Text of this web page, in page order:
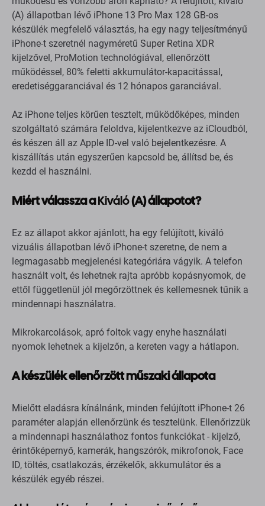
keresel, ami nagyon jó megjelenésű, megbízható
működésű és vonzóbb áron kapható? A felújított, kiváló
(A) állapotban lévő iPhone 13 Pro Max 128 GB-os
készülék megfelelő választás, ha egy nagy teljesítményű
iPhone-t szeretnél nagyméretű Super Retina XDR
kijelzővel, ProMotion technológiával, ellenőrzött
működéssel, 80% feletti akkumulátor-kapacitással,
Az iPhone teljes körűen tesztelt, működőképes, minden
szolgáltató számára feloldva, kijelentkezve az iCloudból,
és készen áll az Apple ID-vel való bejelentkezésre. A
kiszállítás után egyszerűen kapcsold be, állítsd be, és
kezdd el használni.
Ez az állapot akkor ajánlott, ha egy felújított, kiváló
vizuális állapotban lévő iPhone-t szeretne, de nem a
legmagasabb megjelenési kategóriára vágyik. A telefon
használt volt, és lehetnek rajta apróbb kopásnyomok, de
ettől függetlenül jól megőrzöttnek és kellemesnek tűnik a
Mikrokarcolások, apró foltok vagy enyhe használati
nyomok lehetnek a kijelzőn, a kereten vagy a hátlapon.
Mielőtt eladásra kínálnánk, minden felújított iPhone-t 26
paraméter alapján ellenőrzünk és tesztelünk. Ellenőrizzük
a mindennapi használathoz fontos funkciókat - kijelző,
érintőképernyő, kamerák, hangszórók, mikrofonok, Face
ID, töltés, csatlakozás, érzékelők, akkumulátor és a